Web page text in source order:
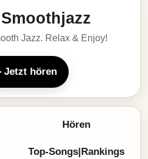
Jazz. Relax & Enjoy!
Jetzt hören
Hören
Top-Songs|Rankings